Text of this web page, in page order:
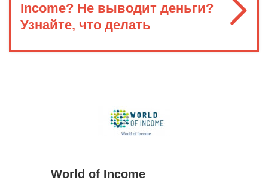
Income? Не выводит деньги?
Узнайте, что делать
World of Income